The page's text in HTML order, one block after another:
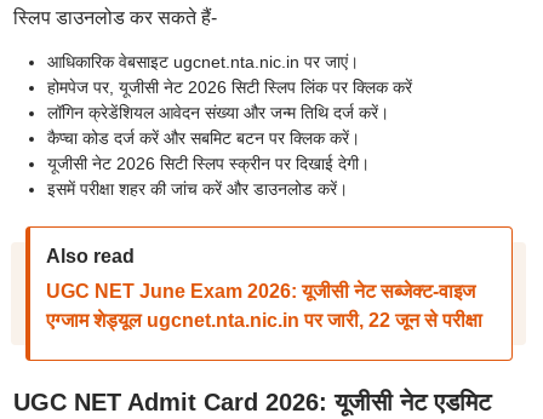
स्लिप डाउनलोड कर सकते हैं-
आधिकारिक वेबसाइट ugcnet.nta.nic.in पर जाएं।
होमपेज पर, यूजीसी नेट 2026 सिटी स्लिप लिंक पर क्लिक करें
लॉगिन क्रेडेंशियल आवेदन संख्या और जन्म तिथि दर्ज करें।
कैप्चा कोड दर्ज करें और सबमिट बटन पर क्लिक करें।
यूजीसी नेट 2026 सिटी स्लिप स्क्रीन पर दिखाई देगी।
इसमें परीक्षा शहर की जांच करें और डाउनलोड करें।
Also read
UGC NET June Exam 2026: यूजीसी नेट सब्जेक्ट-वाइज
एग्जाम शेड्यूल ugcnet.nta.nic.in पर जारी, 22 जून से परीक्षा
UGC NET Admit Card 2026: यूजीसी नेट एडमिट